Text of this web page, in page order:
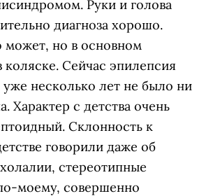
Руки и голова
диагноза хорошо.
может, но в основном
коляске. Сейчас эпилепсия
несколько лет не было ни
Характер с детства очень
Склонность к
говорили даже об
стереотипные
моему, совершенно